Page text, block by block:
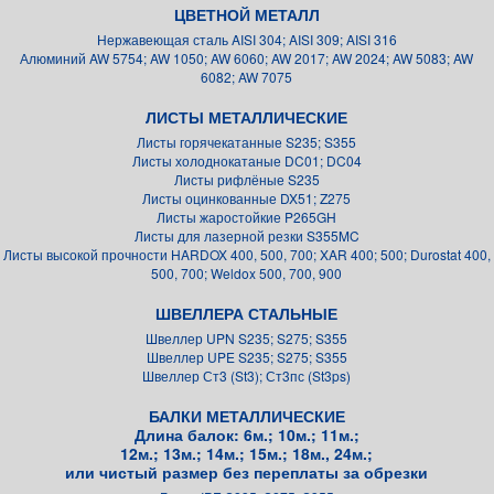
ЦВЕТНОЙ МЕТАЛЛ
Нержавеющая сталь AISI 304; AISI 309; AISI 316
Алюминий AW 5754; AW 1050; AW 6060; AW 2017; AW 2024; AW 5083; AW
6082; AW 7075
ЛИСТЫ МЕТАЛЛИЧЕСКИЕ
Листы горячекатанные S235; S355
Листы холоднокатаные DC01; DC04
Листы рифлёные S235
Листы оцинкованные DX51; Z275
Листы жаростойкие P265GH
Листы для лазерной резки S355MC
Листы высокой прочности HARDOX 400, 500, 700; XAR 400; 500; Durostat 400,
500, 700; Weldox 500, 700, 900
ШВЕЛЛЕРА СТАЛЬНЫЕ
Швеллер UPN S235; S275; S355
Швеллер UPE S235; S275; S355
Швеллер Ст3 (St3); Ст3пс (St3ps)
БАЛКИ МЕТАЛЛИЧЕСКИЕ
Длина балок: 6м.; 10м.; 11м.;
12м.; 13м.; 14м.; 15м.; 18м., 24м.;
или чистый размер без переплаты за обрезки